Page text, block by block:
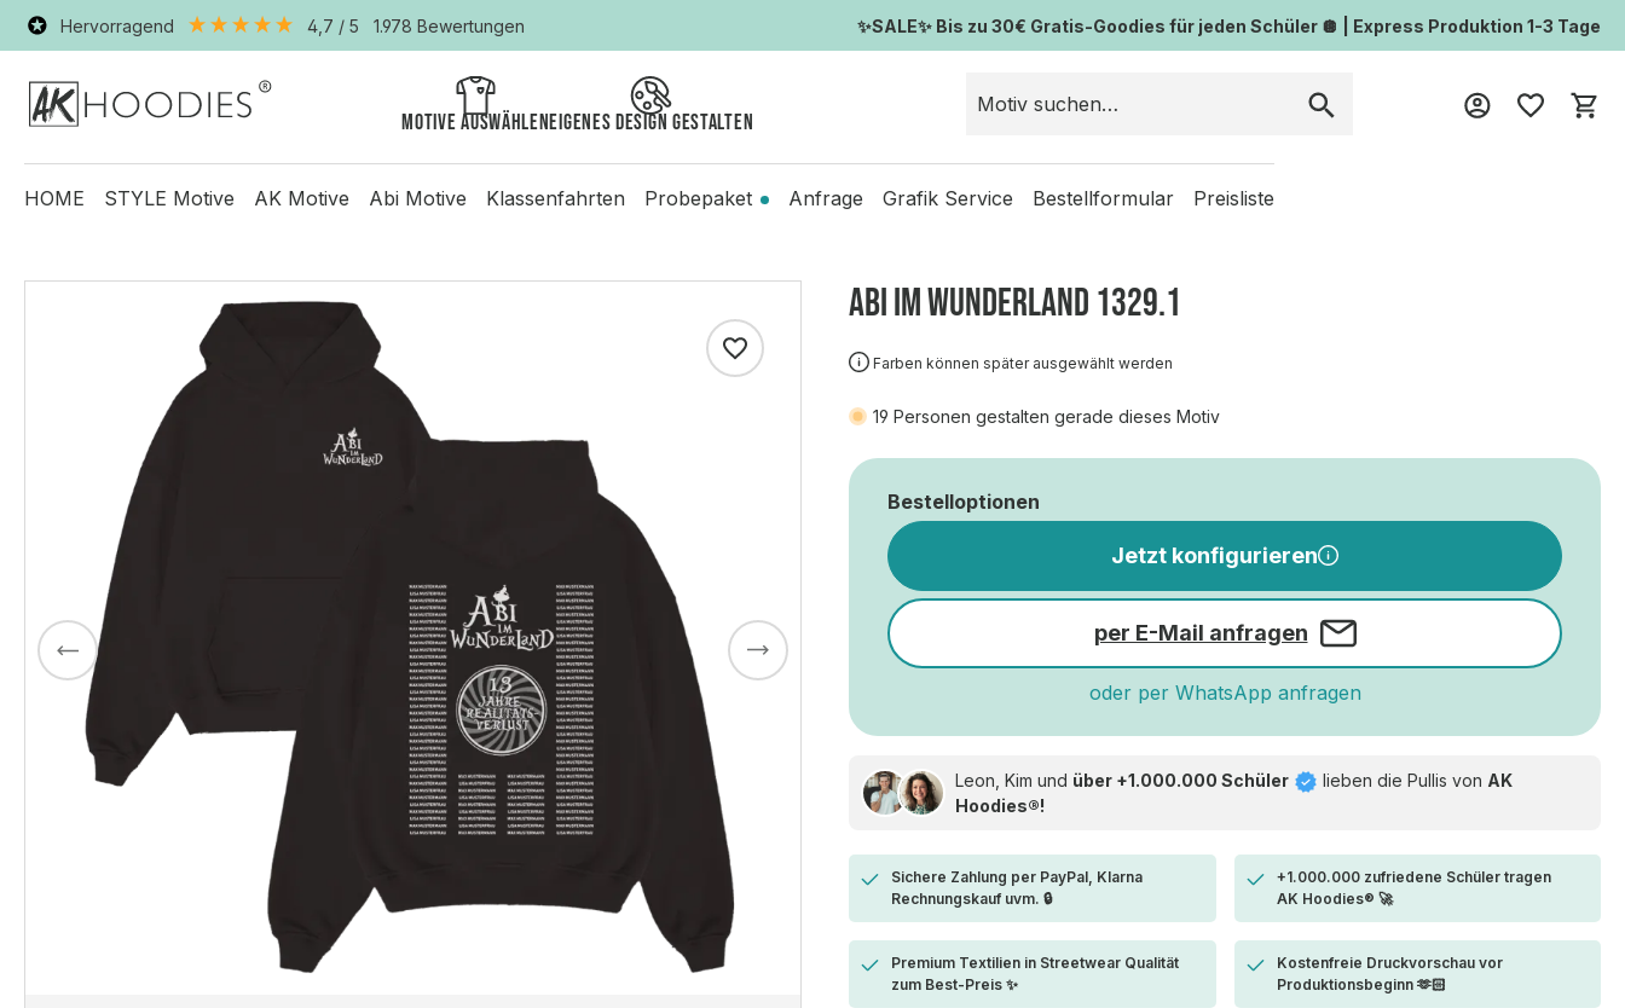
Hervorragend 4,7 / 5 1.978 Bewertungen ✨SALE✨ Bis zu 30€ Gratis-Goodies für jeden Schüler 🪩 | Express Produktion 1-3 Tage
Motive auswählenEigenes Design gestalten
HOME STYLE Motive AK Motive Abi Motive Klassenfahrten Probepaket Anfrage Grafik Service Bestellformular Preisliste
ABI IM WUNDERLAND 1329.1
Farben können später ausgewählt werden
19 Personen gestalten gerade dieses Motiv
Bestelloptionen
Jetzt konfigurieren
per E-Mail anfragen
oder per WhatsApp anfragen
Leon, Kim und über +1.000.000 Schüler lieben die Pullis von AK
Hoodies®!
Sichere Zahlung per PayPal, Klarna
Rechnungskauf uvm. 🔒
+1.000.000 zufriedene Schüler tragen
AK Hoodies® 🚀
Premium Textilien in Streetwear Qualität
zum Best-Preis ✨
Kostenfreie Druckvorschau vor
Produktionsbeginn 🫶🏻